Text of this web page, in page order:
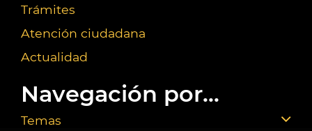
Trámites
Atención ciudadana
Actualidad
Navegación por...
Temas